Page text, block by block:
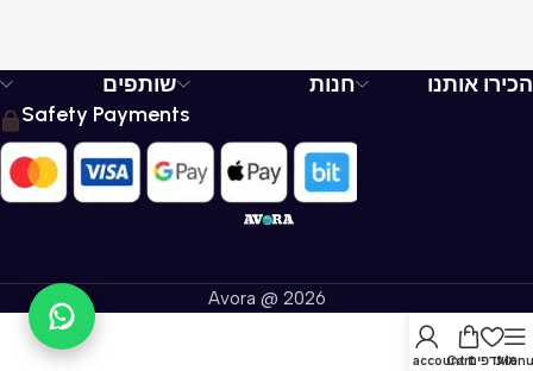
הכירו אותנו חנות
שותפים
Safety Payments
Avora @ 2026
MenuמועדפיםCart
My account